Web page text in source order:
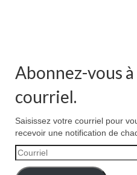
Abonnez-vous
courriel.
Saisissez votre courriel pour
recevoir une notification de
Courriel